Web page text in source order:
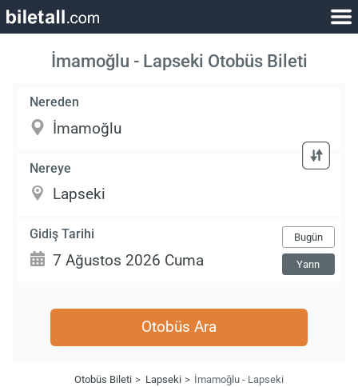
İmamoğlu - Lapseki Otobüs Bileti
Nereden
Nereye
Gidiş Tarihi Bugün
Yarın
Otobüs Ara
Otobüs Bileti Lapseki İmamoğlu - Lapseki